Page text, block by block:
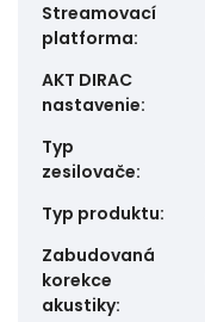
Streamovací
platforma:
AKT DIRAC
nastavenie:
Typ
zesilovače:
Typ produktu:
Zabudovaná
korekce
akustiky: